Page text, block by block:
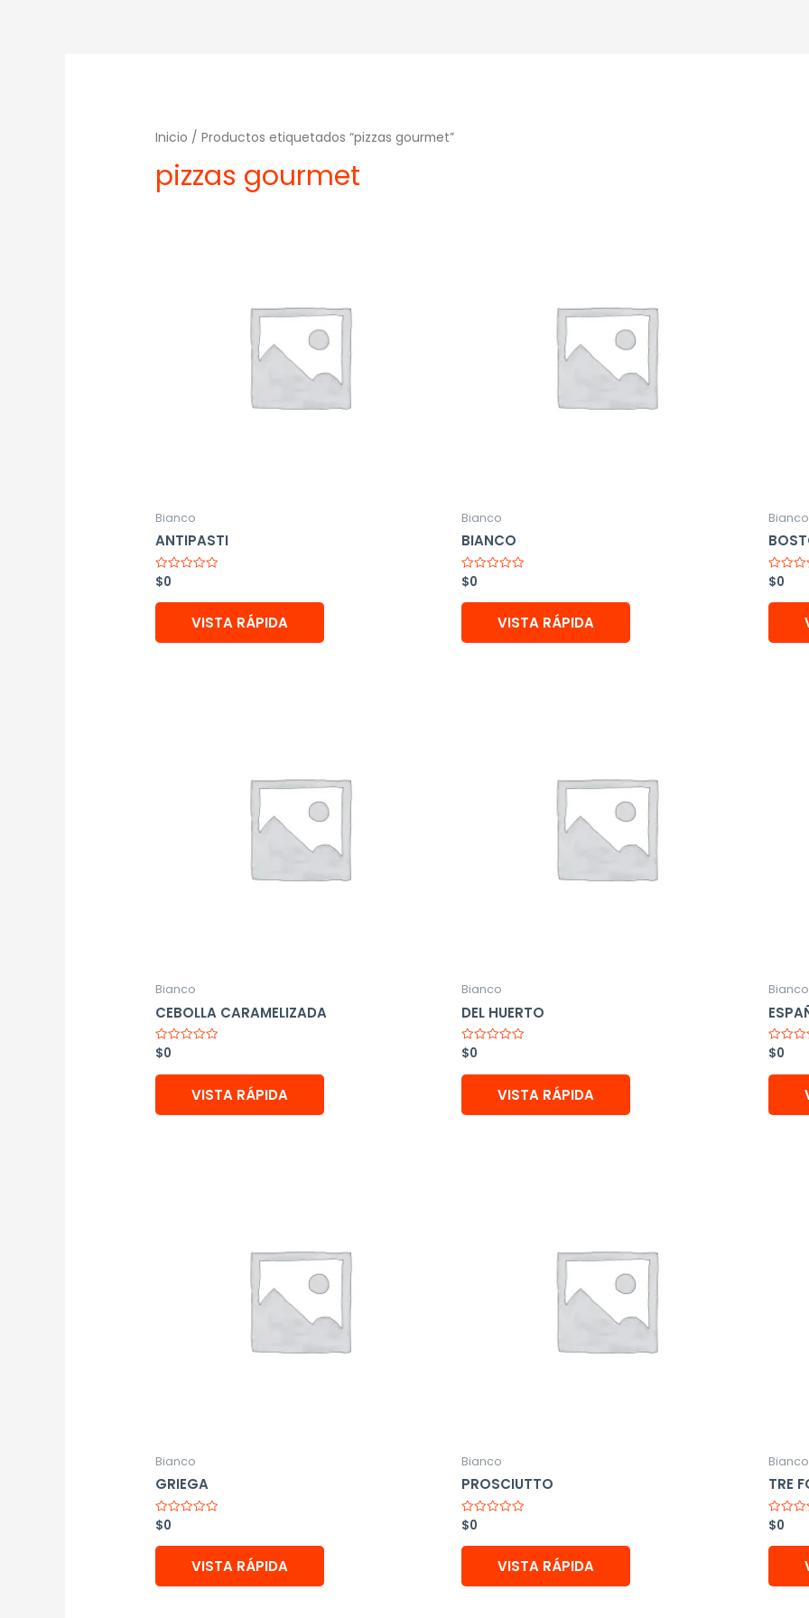
Inicio / Productos etiquetados “pizzas gourmet”
pizzas gourmet
Bianco
ANTIPASTI
Valorado
con
0
$0
VISTA RÁPIDA
Bianco
BIANCO
Valorado
con
0
$0
VISTA RÁPIDA
Bianco
Valorado
con
0
$0
Bianco
CEBOLLA CARAMELIZADA
Valorado
con
0
$0
VISTA RÁPIDA
Bianco
DEL HUERTO
Valorado
con
0
$0
VISTA RÁPIDA
Bianco
Valorado
con
0
$0
Bianco
GRIEGA
Valorado
con
0
$0
VISTA RÁPIDA
Bianco
PROSCIUTTO
Valorado
con
0
$0
VISTA RÁPIDA
Bianco
TRE
Valorado
con
0
$0